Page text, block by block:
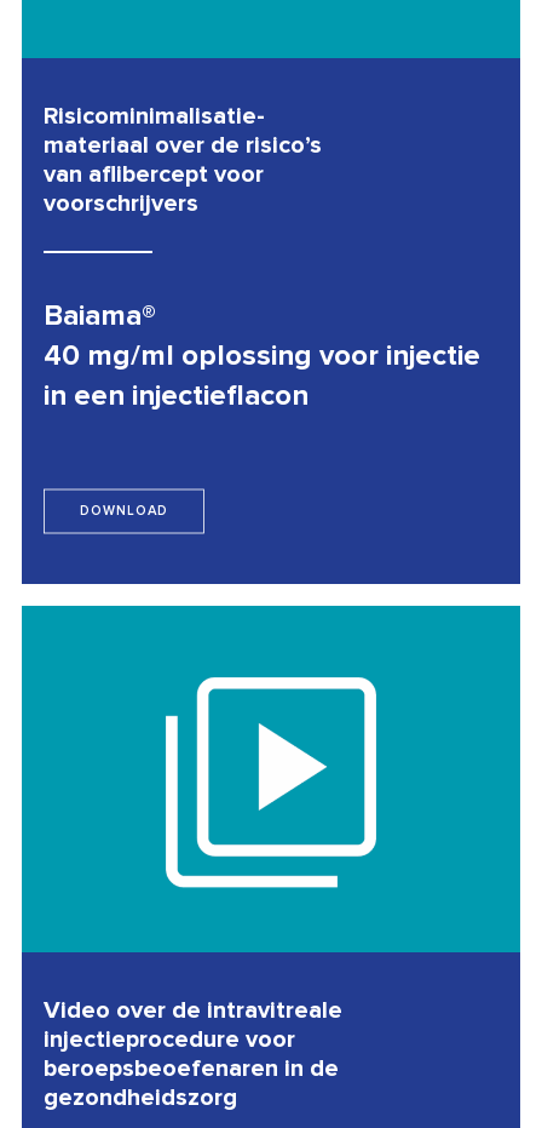
Risicominimalisatie-
materiaal over de risico’s
van aflibercept voor
voorschrijvers
Baiama®
40 mg/ml oplossing voor injectie
in een injectieflacon
DOWNLOAD
Video over de intravitreale
injectieprocedure voor
beroepsbeoefenaren in de
gezondheidszorg